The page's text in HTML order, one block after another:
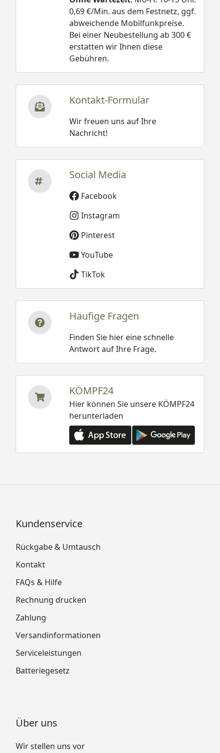
0,69 €/Min. aus dem Festnetz, ggf.
abweichende Mobilfunkpreise.
Bei einer Neubestellung ab 300 €
erstatten wir Ihnen diese
Gebühren.
Kontakt-Formular
Wir freuen uns auf Ihre
Nachricht!
Social Media
Facebook
Instagram
Pinterest
YouTube
TikTok
Häufige Fragen
Finden Sie hier eine schnelle
Antwort auf Ihre Frage.
KÖMPF24
Hier können Sie unsere KÖMPF24
herunterladen
Kundenservice
Rückgabe & Umtausch
Kontakt
FAQs & Hilfe
Rechnung drucken
Zahlung
Versandinformationen
Serviceleistungen
Batteriegesetz
Über uns
Wir stellen uns vor